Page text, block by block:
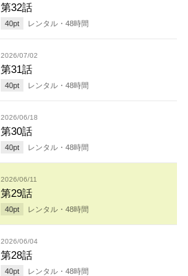
第32話
40pt レンタル・ 48時間
2026/07/02
第31話
40pt レンタル・ 48時間
2026/06/18
第30話
40pt レンタル・ 48時間
2026/06/11
第29話
40pt レンタル・ 48時間
2026/06/04
第28話
40pt レンタル・ 48時間